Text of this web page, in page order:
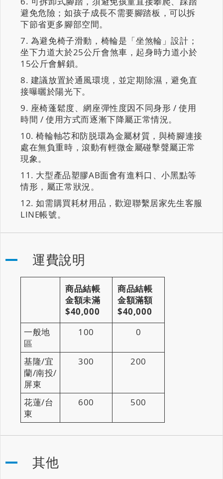
避免危險；如孩子成長不需要腳踏板，可以拆
下節省更多腳部空間。
為避免椅子滑動，椅輪是「坐煞輪」設計；
坐下力道大於25公斤會煞車，起身時力道小於
15公斤會解鎖。
建議放置於通風環境，並定期除濕，避免直
接曝曬於陽光下。
座椅蓬鬆度、網座彈性度因不同身形 / 使用
時間 / 使用方式而逐漸下降屬正常情況。
椅輪軸芯和防脱環為金屬材質，與椅腳連接
處在無負重時，滾動有輕微金屬碰擊聲屬正常
現象。
大型產品塑膠AB面會有進料口、小黑點等
情形，屬正常狀況。
如需購買耗材用品，歡迎聯繫居家先生客服
LINE帳號。
運費說明
商品結帳
金額未滿
$40,000
商品結帳
金額滿額
$40,000
一般地
區
100 0
基隆/宜
蘭/南投/
屏東
300 200
花蓮/台
東
600 500
其他